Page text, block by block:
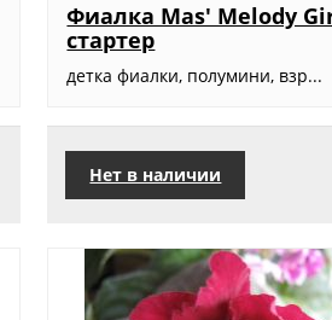
Фиалка Mas' Melody
стартер
детка фиалки, полумини, взр...
Нет в наличии